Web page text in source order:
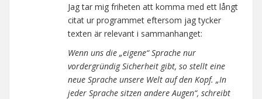
Jag tar mig friheten att komma med ett långt
citat ur programmet eftersom jag tycker
texten är relevant i sammanhanget:
Wenn uns die „eigene“ Sprache nur
vordergründig Sicherheit gibt, so stellt eine
neue Sprache unsere Welt auf den Kopf. „In
jeder Sprache sitzen andere Augen“, schreibt